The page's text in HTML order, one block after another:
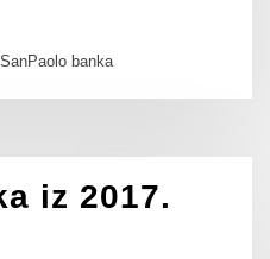
banka
iz 2017.